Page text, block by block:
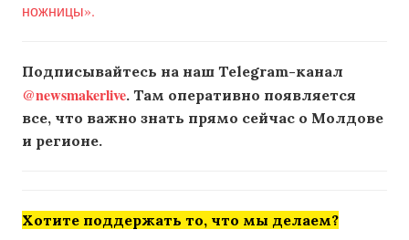
ножницы».
Подписывайтесь на наш Telegram-канал
@newsmakerlive. Там оперативно появляется
все, что важно знать прямо сейчас о Молдове
и регионе.
Хотите поддержать то, что мы делаем?